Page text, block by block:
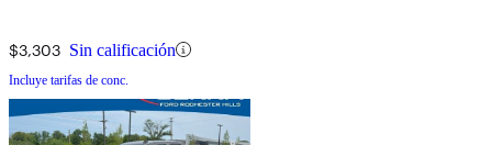
$3,303 Sin calificación
Incluye tarifas de conc.